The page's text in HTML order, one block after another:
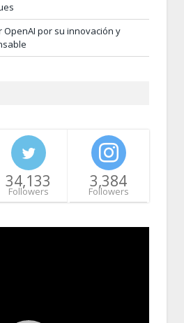
OpenAI por su innovación y
34,133
Followers
3,384
Followers